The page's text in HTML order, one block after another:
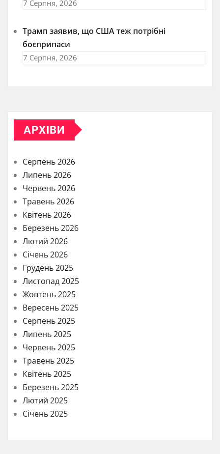
7 Серпня, 2026
Трамп заявив, що США теж потрібні
боєприпаси
7 Серпня, 2026
АРХІВИ
Серпень 2026
Липень 2026
Червень 2026
Травень 2026
Квітень 2026
Березень 2026
Лютий 2026
Січень 2026
Грудень 2025
Листопад 2025
Жовтень 2025
Вересень 2025
Серпень 2025
Липень 2025
Червень 2025
Травень 2025
Квітень 2025
Березень 2025
Лютий 2025
Січень 2025